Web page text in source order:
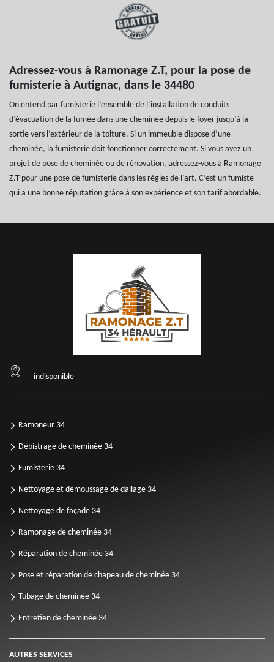
Adressez-vous à Ramonage Z.T, pour la pose de
fumisterie à Autignac, dans le 34480
On entend par fumisterie l’ensemble de l’installation de conduits
d’évacuation de la fumée dans une cheminée depuis le foyer jusqu’à la
sortie vers l’extérieur de la toiture. Si un immeuble dispose d’une
cheminée, la fumisterie doit fonctionner correctement. Si vous avez un
projet de pose de cheminée ou de rénovation, adressez-vous à Ramonage
Z.T pour une pose de fumisterie dans les règles de l’art. C’est un fumiste
qui a une bonne réputation grâce à son expérience et son tarif abordable.
indisponible
Ramoneur 34
Débistrage de cheminée 34
Fumisterie 34
Nettoyage et démoussage de dallage 34
Nettoyage de façade 34
Ramonage de cheminée 34
Réparation de cheminée 34
Pose et réparation de chapeau de cheminée 34
Tubage de cheminée 34
Entretien de cheminée 34
AUTRES SERVICES